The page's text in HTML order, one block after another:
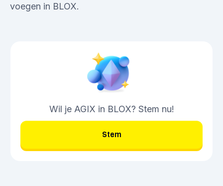
voegen in BLOX.
Wil je AGIX in BLOX? Stem nu!
Stem